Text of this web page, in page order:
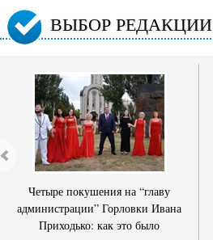
ВЫБОР РЕДАКЦИИ
Четыре покушения на “главу
администрации” Горловки Ивана
Приходько: как это было